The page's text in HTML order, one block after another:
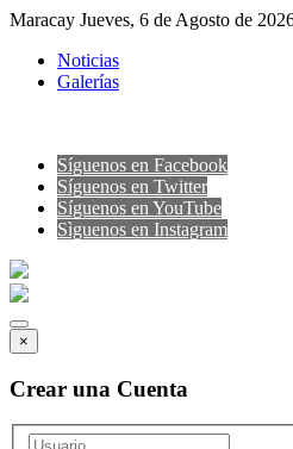
Maracay Jueves, 6 de Agosto de
Noticias
Galerías
Síguenos en Facebook
Síguenos en Twitter
Síguenos en YouTube
Sìguenos en Instagram
×
Crear una Cuenta